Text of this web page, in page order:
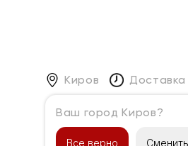
Киров
Ваш город Киров?
Все верно
Доставка
Каталог